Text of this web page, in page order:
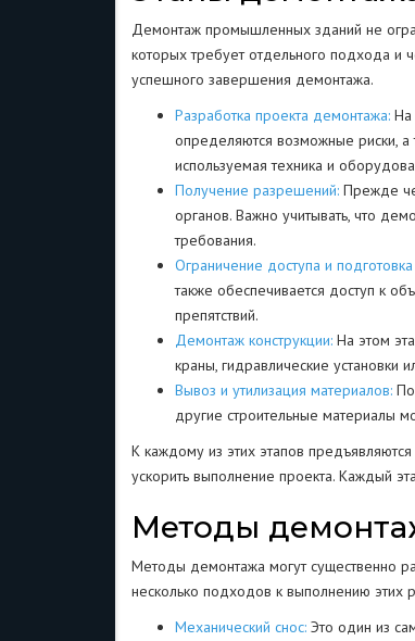
Демонтаж промышленных зданий не
которых требует отдельного подхода и
успешного завершения демонтажа.
Разработка проекта демонтажа: На
определяются возможные риски, а
используемая техника и
Получение разрешений: Прежде
органов. Важно учитывать, что
требования.
Ограничение доступа и
также обеспечивается доступ к
препятствий.
Демонтаж конструкции: На этом
краны, гидравлические
Вывоз и утилизация материалов:
другие строительные материалы
К каждому из этих этапов
ускорить выполнение проекта. Каждый
Методы
Методы демонтажа могут существенно
несколько подходов к выполнению этих
Механический снос: Это один из